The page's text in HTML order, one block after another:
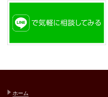
ホーム